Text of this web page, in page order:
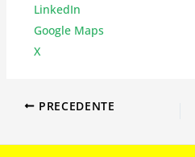
LinkedIn
Google Maps
X
PRECEDENTE